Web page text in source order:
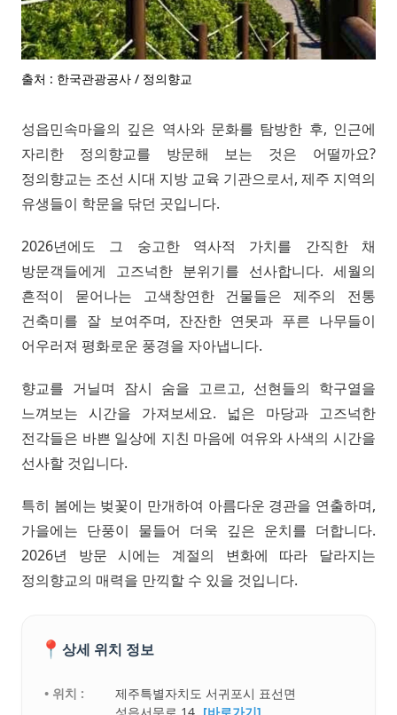
출처 : 한국관광공사 / 정의향교
성읍민속마을의 깊은 역사와 문화를 탐방한 후, 인근에
자리한 정의향교를 방문해 보는 것은 어떨까요?
정의향교는 조선 시대 지방 교육 기관으로서, 제주 지역의
유생들이 학문을 닦던 곳입니다.
2026년에도 그 숭고한 역사적 가치를 간직한 채
방문객들에게 고즈넉한 분위기를 선사합니다. 세월의
흔적이 묻어나는 고색창연한 건물들은 제주의 전통
건축미를 잘 보여주며, 잔잔한 연못과 푸른 나무들이
어우러져 평화로운 풍경을 자아냅니다.
향교를 거닐며 잠시 숨을 고르고, 선현들의 학구열을
느껴보는 시간을 가져보세요. 넓은 마당과 고즈넉한
전각들은 바쁜 일상에 지친 마음에 여유와 사색의 시간을
선사할 것입니다.
특히 봄에는 벚꽃이 만개하여 아름다운 경관을 연출하며,
가을에는 단풍이 물들어 더욱 깊은 운치를 더합니다.
2026년 방문 시에는 계절의 변화에 따라 달라지는
정의향교의 매력을 만끽할 수 있을 것입니다.
📍 상세 위치 정보
• 위치 :
제주특별자치도 서귀포시 표선면